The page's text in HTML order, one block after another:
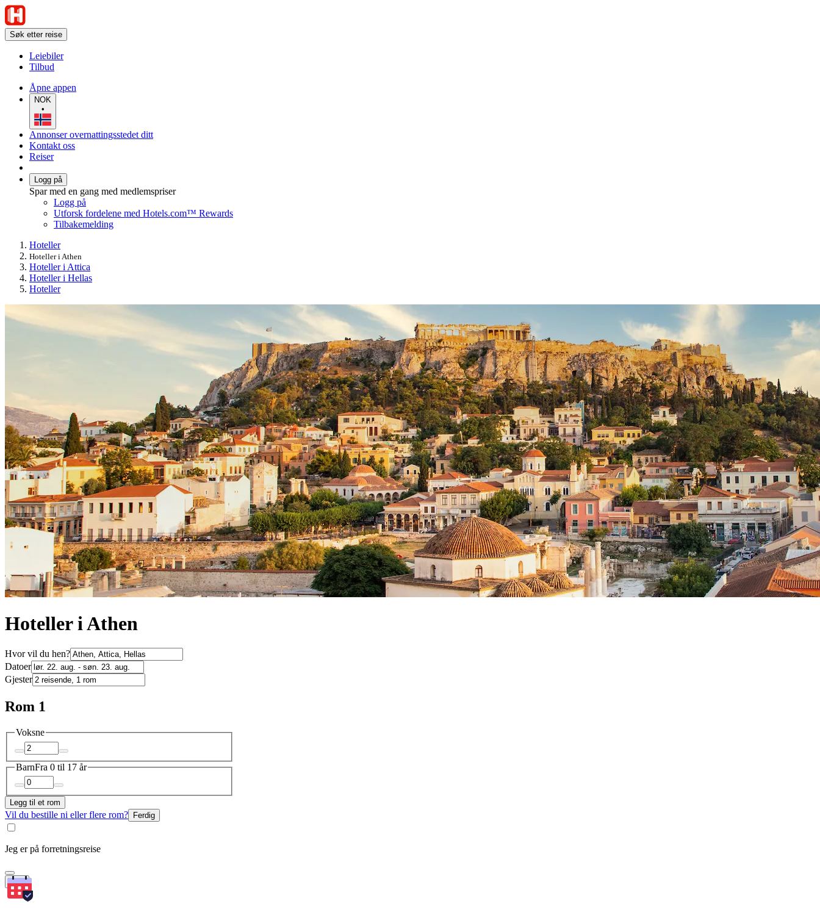
Søk etter reise
Leiebiler
Tilbud
Åpne appen
NOK
•
Annonser overnattingsstedet ditt
Kontakt oss
Reiser
Logg på
Spar med en gang med medlemspriser
Logg på
Utforsk fordelene med Hotels.com™ Rewards
Tilbakemelding
Hoteller
Hoteller i Athen
Hoteller i Attica
Hoteller i Hellas
Hoteller
Hoteller i Athen
Hvor vil du hen?
Datoer
Gjester
Rom 1
Voksne
BarnFra 0 til 17 år
Legg til et rom
Vil du bestille ni eller flere rom? Ferdig
Jeg er på forretningsreise
Søk